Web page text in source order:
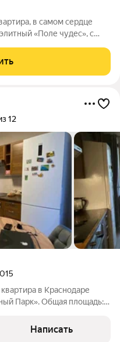
в самом сердце
«Поле чудес», с
полностью
поменяны
12
в Краснодаре
Парк». Общая площадь:
расположена в
Написать